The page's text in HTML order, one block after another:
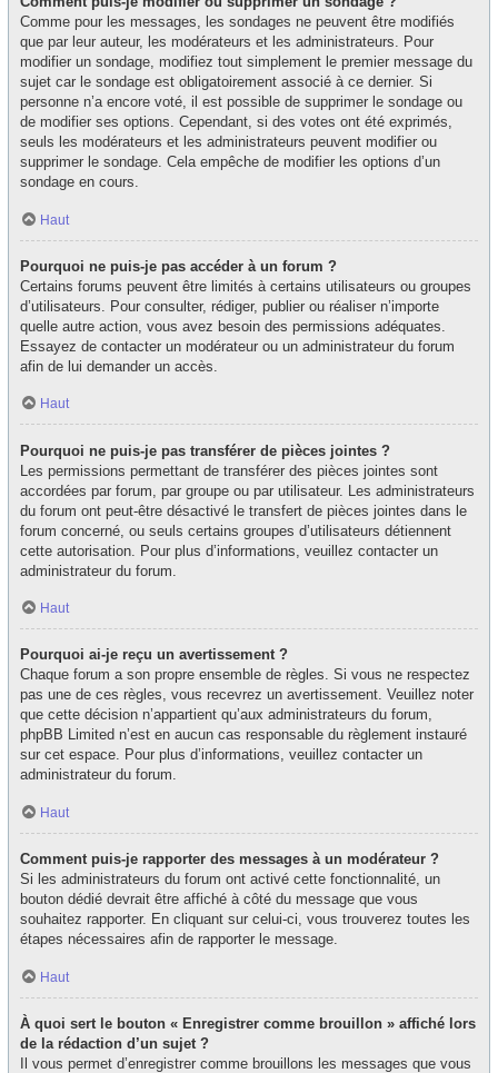
Comme pour les messages, les sondages ne peuvent être modifiés
que par leur auteur, les modérateurs et les administrateurs. Pour
modifier un sondage, modifiez tout simplement le premier message du
sujet car le sondage est obligatoirement associé à ce dernier. Si
personne n’a encore voté, il est possible de supprimer le sondage ou
de modifier ses options. Cependant, si des votes ont été exprimés,
seuls les modérateurs et les administrateurs peuvent modifier ou
supprimer le sondage. Cela empêche de modifier les options d’un
sondage en cours.
Haut
Pourquoi ne puis-je pas accéder à un forum ?
Certains forums peuvent être limités à certains utilisateurs ou groupes
d’utilisateurs. Pour consulter, rédiger, publier ou réaliser n’importe
quelle autre action, vous avez besoin des permissions adéquates.
Essayez de contacter un modérateur ou un administrateur du forum
afin de lui demander un accès.
Haut
Pourquoi ne puis-je pas transférer de pièces jointes ?
Les permissions permettant de transférer des pièces jointes sont
accordées par forum, par groupe ou par utilisateur. Les administrateurs
du forum ont peut-être désactivé le transfert de pièces jointes dans le
forum concerné, ou seuls certains groupes d’utilisateurs détiennent
cette autorisation. Pour plus d’informations, veuillez contacter un
administrateur du forum.
Haut
Pourquoi ai-je reçu un avertissement ?
Chaque forum a son propre ensemble de règles. Si vous ne respectez
pas une de ces règles, vous recevrez un avertissement. Veuillez noter
que cette décision n’appartient qu’aux administrateurs du forum,
phpBB Limited n’est en aucun cas responsable du règlement instauré
sur cet espace. Pour plus d’informations, veuillez contacter un
administrateur du forum.
Haut
Comment puis-je rapporter des messages à un modérateur ?
Si les administrateurs du forum ont activé cette fonctionnalité, un
bouton dédié devrait être affiché à côté du message que vous
souhaitez rapporter. En cliquant sur celui-ci, vous trouverez toutes les
étapes nécessaires afin de rapporter le message.
Haut
À quoi sert le bouton « Enregistrer comme brouillon » affiché lors
de la rédaction d’un sujet ?
Il vous permet d’enregistrer comme brouillons les messages que vous